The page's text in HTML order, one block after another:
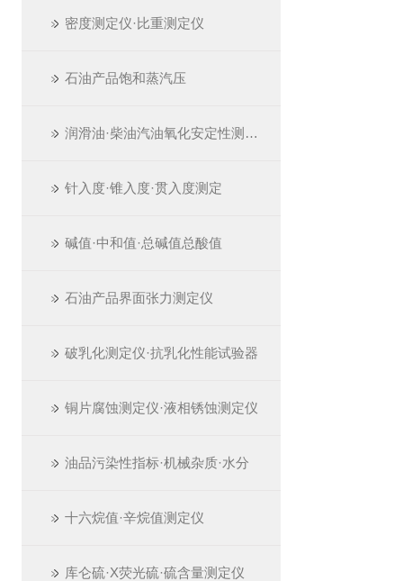
密度测定仪·比重测定仪
石油产品饱和蒸汽压
润滑油·柴油汽油氧化安定性测定仪
针入度·锥入度·贯入度测定
碱值·中和值·总碱值总酸值
石油产品界面张力测定仪
破乳化测定仪·抗乳化性能试验器
铜片腐蚀测定仪·液相锈蚀测定仪
油品污染性指标·机械杂质·水分
十六烷值·辛烷值测定仪
库仑硫·X荧光硫·硫含量测定仪